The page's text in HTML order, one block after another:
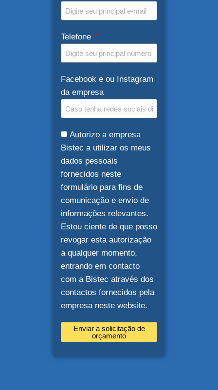
Telefone
Facebook e ou Instagram
da empresa
Autorizo a empresa
Bistec a utilizar os meus
dados pessoais
fornecidos neste
formulário para fins de
comunicação e envio de
informações relevantes.
Estou ciente de que posso
revogar esta autorização
a qualquer momento,
entrando em contacto
com a Bistec através dos
contactos fornecidos pela
empresa neste website.
Enviar a solicitação de
orçamento